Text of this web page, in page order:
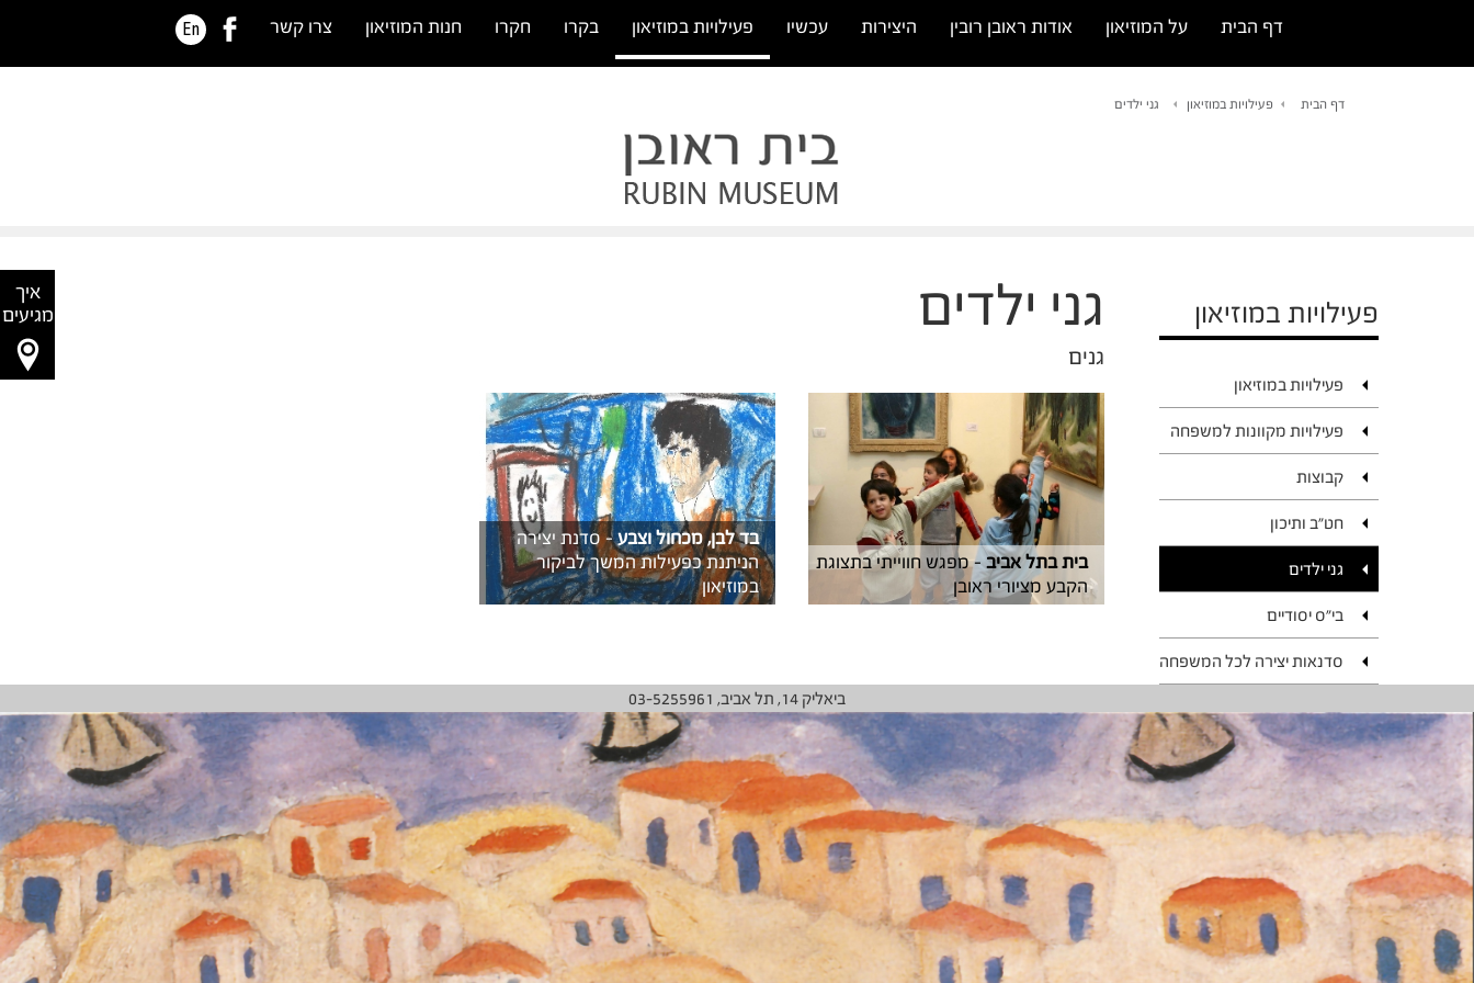
דף הבית על המוזיאון אודות ראובן רובין היצירות עכשיו פעילויות במוזיאון בקרו חקרו חנות המוזיאון צרו קשר En
דף הבית פעילויות במוזיאון גני ילדים
איך
מגיעים
פעילויות במוזיאון
פעילויות במוזיאון
פעילויות מקוונות למשפחה
קבוצות
חט"ב ותיכון
גני ילדים
בי"ס יסודיים
סדנאות יצירה לכל המשפחה
גני ילדים
גנים
בית בתל אביב - מפגש חווייתי בתצוגת
הקבע מציורי ראובן
בד לבן, מכחול וצבע- סדנת יצירה
הניתנת כפעילות המשך לביקור
במוזיאון
ביאליק 14, תל אביב, 03-5255961